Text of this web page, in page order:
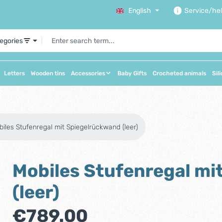
English Service/
Letters Wooden tins Accessories Baby Gifts Crocheted animals
Stufenregal mit Spiegelrückwand (leer)
Mobiles Stufenregal
(leer)
Regular price:
€789.00